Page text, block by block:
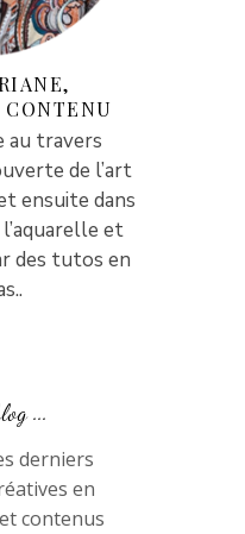
CONTENU
au travers
de l’art
ensuite dans
et
des tutos en
...
derniers
en
contenus